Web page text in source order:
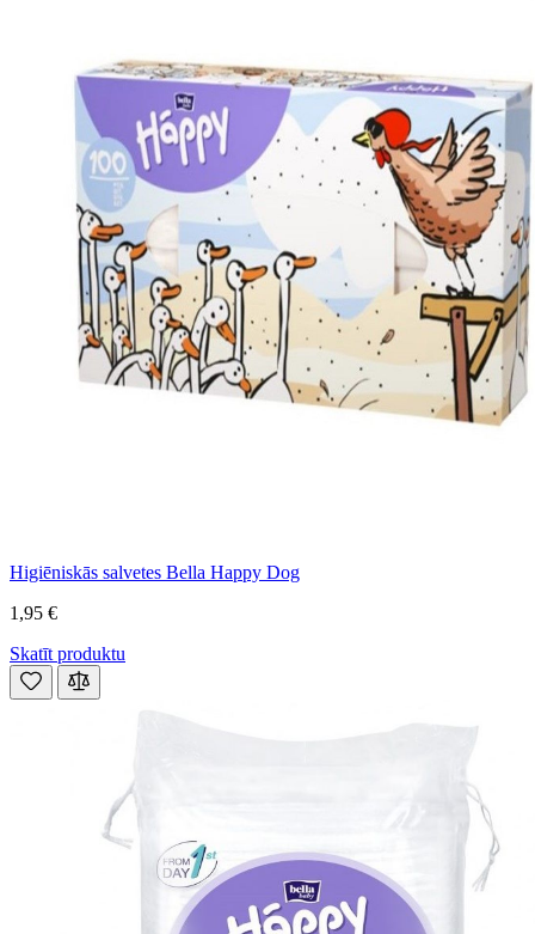
Higiēniskās salvetes Bella Happy Dog
1,95 €
Skatīt produktu